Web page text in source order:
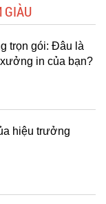
GIÀU
trọn gói: Đâu là
in của bạn?
hiệu trưởng